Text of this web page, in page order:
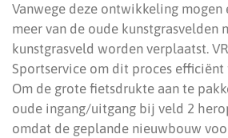
Vanwege deze ontwikkeling mogen
meer van de oude kunstgrasvelden
kunstgrasveld worden verplaatst.
Sportservice om dit proces
Om de grote fietsdrukte aan te
oude ingang/uitgang bij veld 2
omdat de geplande nieuwbouw